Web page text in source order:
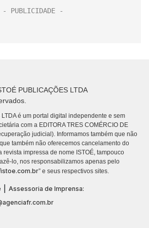
PUBLICAÇÕES LTDA
LTDA é um portal digital independente e sem
com a EDITORA TRES COMÉRCIO DE
judicial). Informamos também que não
também não oferecemos cancelamento do
revista impressa de nome ISTOÉ, tampouco
lo, nos responsabilizamos apenas pelo
” e seus respectivos sites.
Assessoria de Imprensa: